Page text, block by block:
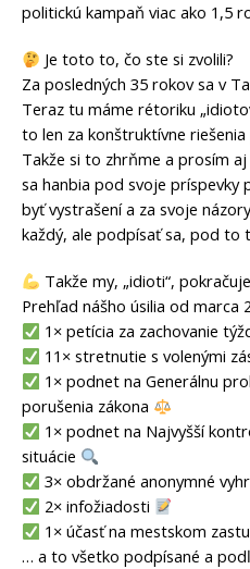
politickú kampaň viac ako 1,5
Je toto to, čo ste si zvolili?
Za posledných 35 rokov sa v
Teraz tu máme rétoriku
to len za konštruktívne
Takže si to zhrňme a prosím
sa hanbia pod svoje príspevky
byť vystrašení a za svoje
každý, ale podpísať sa, pod to
Takže my, „idioti“,
Prehľad nášho úsilia od marca
1× petícia za zachovanie
11× stretnutie s volenými
1× podnet na Generálnu
porušenia zákona
1× podnet na Najvyšší
situácie
3× obdržané anonymné
2× infožiadosti
1× účasť na mestskom
… a to všetko podpísané a